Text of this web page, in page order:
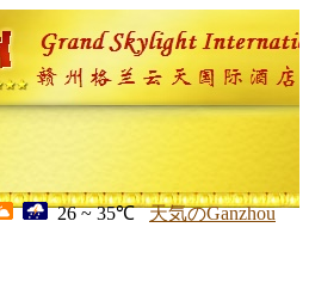
26 ~ 35℃ 天気のGanzhou